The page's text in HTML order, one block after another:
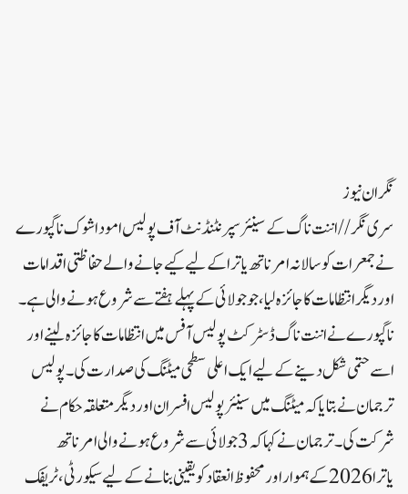
نگران نیوز
سری نگر// اننت ناگ کے سینئر سپرنٹنڈنٹ آف پولیس امود اشوک ناگپورے
نے جمعرات کو سالانہ امرناتھ یاترا کے لیے کیے جانے والے حفاظتی اقدامات
اور دیگر انتظامات کا جائزہ لیا، جو جولائی کے پہلے ہفتے سے شروع ہونے والی ہے۔
ناگپورے نے اننت ناگ ڈسٹرکٹ پولیس آفس میں انتظامات کا جائزہ لینے اور
اسے حتمی شکل دینے کے لیے ایک اعلی سطحی میٹنگ کی صدارت کی۔ پولیس
ترجمان نے بتایا کہ میٹنگ میں سینئر پولیس افسران اور دیگر متعلقہ حکام نے
شرکت کی۔ترجمان نے کہا کہ 3 جولائی سے شروع ہونے والی امر ناتھ
یاترا 2026 کے ہموار اور محفوظ انعقاد کو یقینی بنانے کے لیے سیکورٹی، ٹریفک